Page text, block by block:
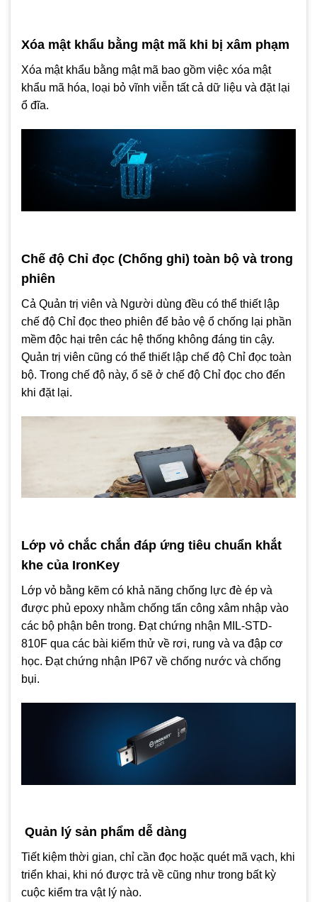
Xóa mật khẩu bằng mật mã khi bị xâm phạm
Xóa mật khẩu bằng mật mã bao gồm việc xóa mật
khẩu mã hóa, loại bỏ vĩnh viễn tất cả dữ liệu và đặt lại
ổ đĩa.
Chế độ Chỉ đọc (Chống ghi) toàn bộ và trong
phiên
Cả Quản trị viên và Người dùng đều có thể thiết lập
chế độ Chỉ đọc theo phiên để bảo vệ ổ chống lại phần
mềm độc hại trên các hệ thống không đáng tin cậy.
Quản trị viên cũng có thể thiết lập chế độ Chỉ đọc toàn
bộ. Trong chế độ này, ổ sẽ ở chế độ Chỉ đọc cho đến
khi đặt lại.
Lớp vỏ chắc chắn đáp ứng tiêu chuẩn khắt
khe của IronKey
Lớp vỏ bằng kẽm có khả năng chống lực đè ép và
được phủ epoxy nhằm chống tấn công xâm nhập vào
các bộ phận bên trong. Đạt chứng nhận MIL-STD-
810F qua các bài kiểm thử về rơi, rung và va đập cơ
học. Đạt chứng nhận IP67 về chống nước và chống
bụi.
Quản lý sản phẩm dễ dàng
Tiết kiệm thời gian, chỉ cần đọc hoặc quét mã vạch, khi
triển khai, khi nó được trả về cũng như trong bất kỳ
cuộc kiểm tra vật lý nào.